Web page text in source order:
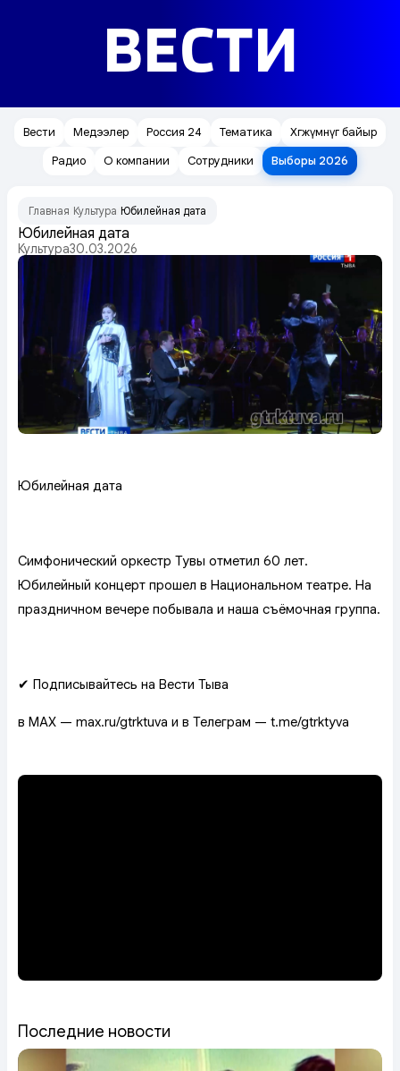
ВЕСТИ
Вести Медээлер Россия 24 Тематика
Хөгжүмнүг байыр
Радио
О компании Сотрудники Выборы 2026
Главная Культура Юбилейная дата
Юбилейная дата
Культура30.03.2026
Юбилейная дата
Симфонический оркестр Тувы отметил 60 лет.
Юбилейный концерт прошел в Национальном театре. На
праздничном вечере побывала и наша съёмочная группа.
✔ Подписывайтесь на Вести Тыва
в MAX — max.ru/gtrktuva и в Телеграм — t.me/gtrktyva
Последние новости